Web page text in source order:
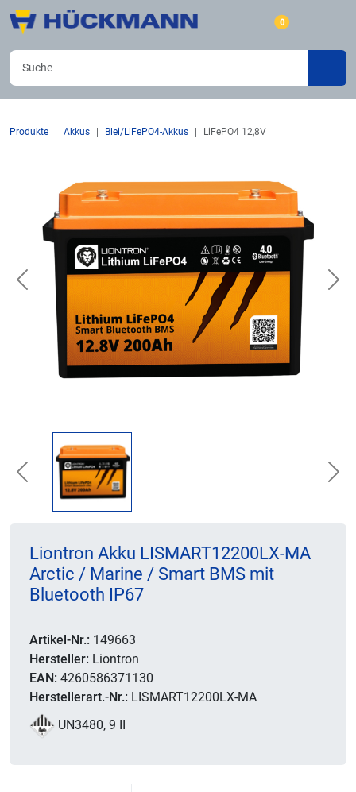
0
Produkte Akkus Blei/LiFePO4-Akkus LiFePO4 12,8V
Previous
Previous
Liontron Akku LISMART12200LX-MA
Arctic / Marine / Smart BMS mit
Bluetooth IP67
Artikel-Nr.: 149663
Hersteller: Liontron
EAN: 4260586371130
Herstellerart.-Nr.: LISMART12200LX-MA
UN3480, 9 II